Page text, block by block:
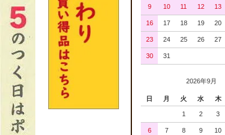
9 10 11 12 13
16 17 18 19 20
23 24 25 26 27
30 31
2026年9月
日 月 火 水 木
1 2 3
6 7 8 9 10